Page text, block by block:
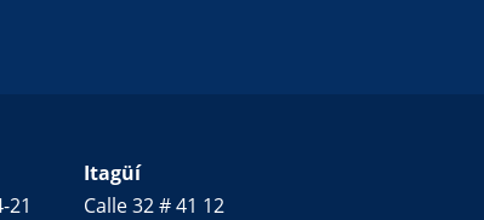
21
Itagüí
Calle 32 # 41 12